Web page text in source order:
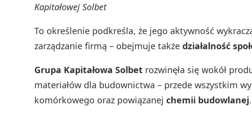
Kapitałowej Solbet
To określenie podkreśla, że jego aktywność
zarządzanie firmą – obejmuje także działalność
Grupa Kapitałowa Solbet rozwinęła się wokół
materiałów dla budownictwa – przede wszystkim
komórkowego oraz powiązanej chemii budowlanej.